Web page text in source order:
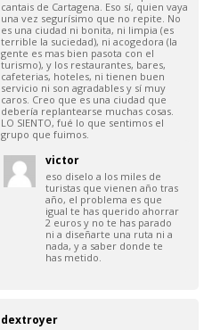
cantais de Cartagena. Eso sí, quien vaya
una vez segurísimo que no repite. No
es una ciudad ni bonita, ni limpia (es
terrible la suciedad), ni acogedora (la
gente es mas bien pasota con el
turismo), y los restaurantes, bares,
cafeterias, hoteles, ni tienen buen
servicio ni son agradables y sí muy
caros. Creo que es una ciudad que
debería replantearse muchas cosas.
LO SIENTO, fué lo que sentimos el
grupo que fuimos.
victor
eso diselo a los miles de
turistas que vienen año tras
año, el problema es que
igual te has querido ahorrar
2 euros y no te has parado
ni a diseñarte una ruta ni a
nada, y a saber donde te
has metido.
dextroyer